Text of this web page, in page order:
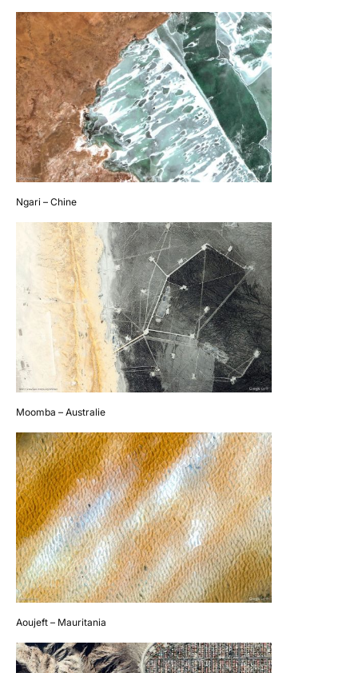
Ngari – Chine
Moomba – Australie
Aoujeft – Mauritania